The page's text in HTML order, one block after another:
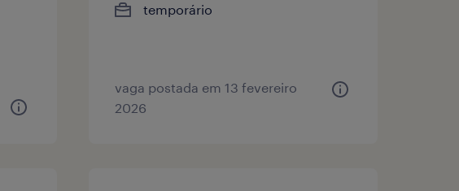
temporário
vaga postada em 13 fevereiro
2026